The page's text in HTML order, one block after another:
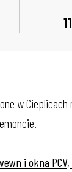
w Cieplicach
i okna